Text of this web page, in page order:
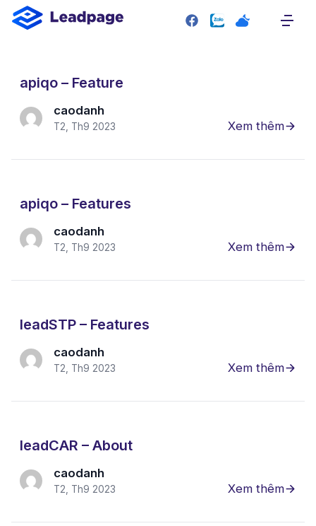
SITEMAP
Giới thiệu
Giao diện mẫu
Bảng giá
Blog
apiqo – Feature
caodanh
T2, Th9 2023 Xem thêm
apiqo – Features
caodanh
T2, Th9 2023 Xem thêm
leadSTP – Features
caodanh
T2, Th9 2023 Xem thêm
leadCAR – About
caodanh
T2, Th9 2023 Xem thêm